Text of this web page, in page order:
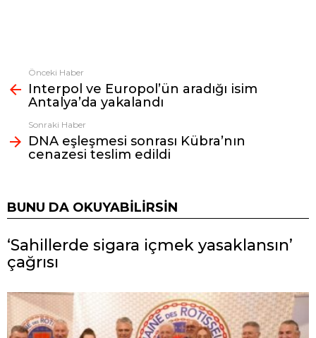
Fazlasına
bak
Önceki Haber
Interpol ve Europol’ün aradığı isim
Antalya’da yakalandı
Sonraki Haber
DNA eşleşmesi sonrası Kübra’nın
cenazesi teslim edildi
BUNU DA OKUYABILIRSIN
‘Sahillerde sigara içmek yasaklansın’
çağrısı